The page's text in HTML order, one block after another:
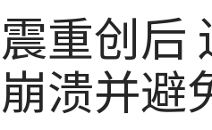
重创后
溃并避